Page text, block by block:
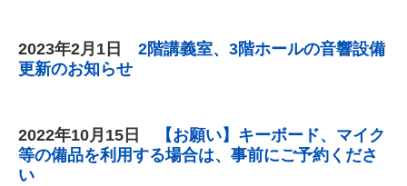
2023年2月1 日 2階講義室、3階ホールの音響設備
更新のお知らせ
2022年10月15 日
【お願い】キーボード、マイク
等の備品を利用する場合は、事前にご予約くださ
い